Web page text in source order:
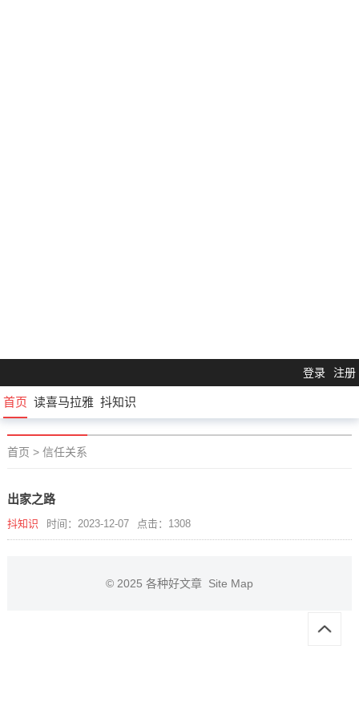
登录 注册
首页 读喜马拉雅 抖知识
首页 > 信任关系
出家之路
抖知识 时间：2023-12-07 点击：1308
© 2025 各种好文章 Site Map